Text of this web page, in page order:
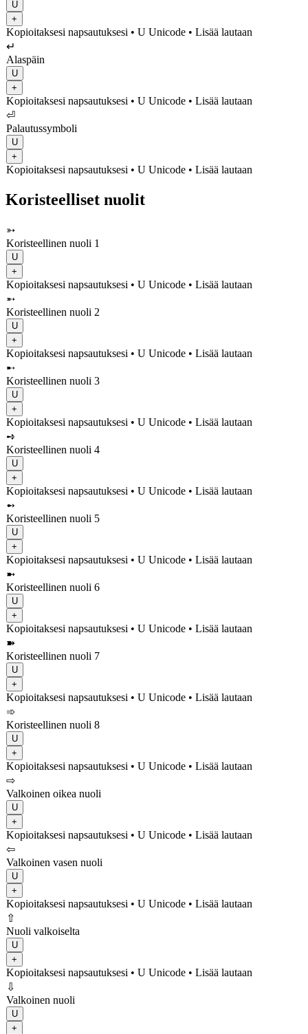
U
+
Kopioitaksesi napsautuksesi • U Unicode • Lisää lautaan
↵
Alaspäin
U
+
Kopioitaksesi napsautuksesi • U Unicode • Lisää lautaan
⏎
Palautussymboli
U
+
Kopioitaksesi napsautuksesi • U Unicode • Lisää lautaan
Koristeelliset nuolit
➳
Koristeellinen nuoli 1
U
+
Kopioitaksesi napsautuksesi • U Unicode • Lisää lautaan
➵
Koristeellinen nuoli 2
U
+
Kopioitaksesi napsautuksesi • U Unicode • Lisää lautaan
➸
Koristeellinen nuoli 3
U
+
Kopioitaksesi napsautuksesi • U Unicode • Lisää lautaan
➺
Koristeellinen nuoli 4
U
+
Kopioitaksesi napsautuksesi • U Unicode • Lisää lautaan
➻
Koristeellinen nuoli 5
U
+
Kopioitaksesi napsautuksesi • U Unicode • Lisää lautaan
➼
Koristeellinen nuoli 6
U
+
Kopioitaksesi napsautuksesi • U Unicode • Lisää lautaan
➽
Koristeellinen nuoli 7
U
+
Kopioitaksesi napsautuksesi • U Unicode • Lisää lautaan
➾
Koristeellinen nuoli 8
U
+
Kopioitaksesi napsautuksesi • U Unicode • Lisää lautaan
⇨
Valkoinen oikea nuoli
U
+
Kopioitaksesi napsautuksesi • U Unicode • Lisää lautaan
⇦
Valkoinen vasen nuoli
U
+
Kopioitaksesi napsautuksesi • U Unicode • Lisää lautaan
⇧
Nuoli valkoiselta
U
+
Kopioitaksesi napsautuksesi • U Unicode • Lisää lautaan
⇩
Valkoinen nuoli
U
+